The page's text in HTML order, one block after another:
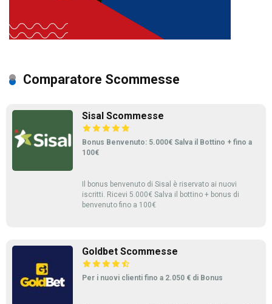
Comparatore Scommesse
Sisal Scommesse
Bonus Benvenuto: 5.000€ Salva il Bottino + fino a
100€
Il bonus benvenuto di Sisal è riservato ai nuovi
iscritti. Ricevi 5.000€ Salva il bottino + bonus di
benvenuto fino a 100€
Goldbet Scommesse
Per i nuovi clienti fino a 2.050 € di Bonus